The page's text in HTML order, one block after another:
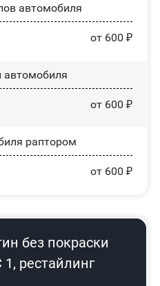
автомобиля
от 600 ₽
автомобиля
от 600 ₽
раптором
от 600 ₽
без покраски
рестайлинг